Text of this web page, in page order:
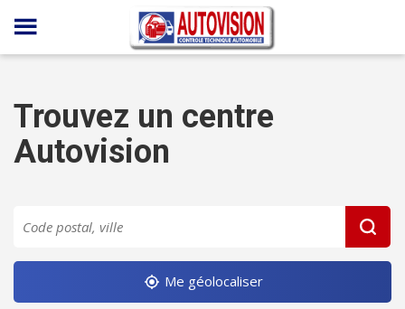
Panneau de gestion des cookies
Trouvez un centre
Autovision
Me géolocaliser